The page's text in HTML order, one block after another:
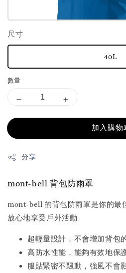
尺寸
40L
數量
加入購物
分享
mont-bell 背包防雨罩
mont-bell 的背包防雨罩是你的最
放心地享受戶外活動
超輕量設計，不會增加背包
高防水性能，能夠有效地保
服貼緊密不飄動，強風不會